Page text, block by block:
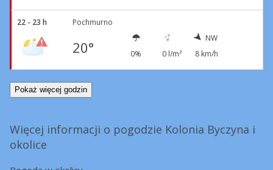
22 - 23 h Pochmurno
20° 0% 0 l/m²
NW
8 km/h
Pokaż więcej godzin
Więcej informacji o pogodzie Kolonia Byczyna i
okolice